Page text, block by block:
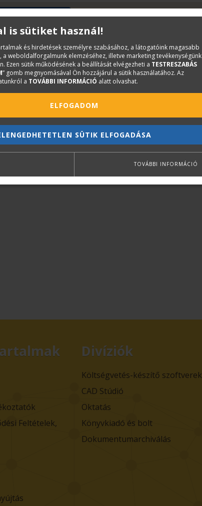
20210411103728.pdf
Feltételek,
Divíziók
Költségvetés-készítő szoftverek
CAD Stúdió
Oktatás
Könyvkiadó és bolt
Dokumentumarchiválás
is sütiket használ!
és hirdetések személyre szabásához, a látogatóink magasabb
a weboldalforgalmunk elemzéséhez, illetve marketing tevékenységünk
Ezen sütik működésének a beállítását elvégezheti a TESTRESZABÁS
” gomb megnyomásával Ön hozzájárul a sütik használatához. Az
a TOVÁBBI INFORMÁCIÓ alatt olvashat.
ELFOGADOM
SÜTIK ELFOGADÁSA
TOVÁBBI INFORMÁCIÓ